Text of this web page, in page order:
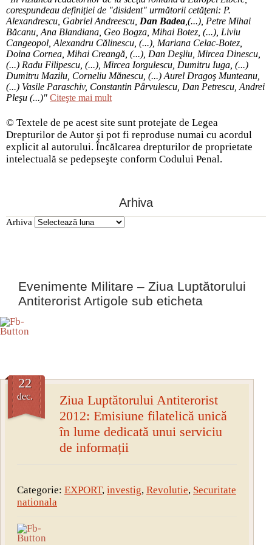
corespundeau definiţiei de "disident" următorii ce­tă­ţeni: P.
Alexandrescu, Gabriel Andreescu, Dan Badea ,(...), Petre Mihai
Băcanu, Ana Blandiana, Geo Bogza, Mihai Botez, (...), Liviu
Cangeopol, Alexandru Călinescu, (...), Mariana Celac-Botez,
Doina Cornea, Mihai Creangă, (...), Dan Deşliu, Mircea Dinescu,
(...) Radu Filipescu, (...), Mircea Iorgulescu, Dumitru Iuga, (...)
Dumitru Mazilu, Corneliu Mănescu, (...) Aurel Dragoş Munteanu,
(...) Vasile Paraschiv, Constantin Pârvulescu, Dan Petrescu, Andrei
Pleşu (...)" Citeşte mai mult
© Textele de pe acest site sunt protejate de Legea
Drepturilor de Autor şi pot fi reproduse numai cu acordul
explicit al autorului. Încălcarea drepturilor de proprietate
intelectuală se pedepseşte conform Codului Penal.
Arhiva
Arhiva
Evenimente Militare – Ziua Luptătorului
Antiterorist Artigole sub eticheta
Ziua Luptătorului Antiterorist
2012: Emisiune filatelică unică
în lume dedicată unui serviciu
de informații
22
dec.
Categorie: EXPORT, investig, Revolutie, Securitate
nationala